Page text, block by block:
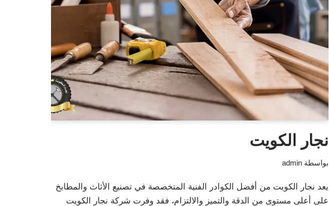
نجار الكويت
بواسطة admin
يعد نجار الكويت من أفضل الكوادر الفنية المتخصصة في تصنيع الأثاث والمطابخ
على أعلى مستوى من الدقة والتميز والالتزام، فقد وفرت شركة نجار الكويت